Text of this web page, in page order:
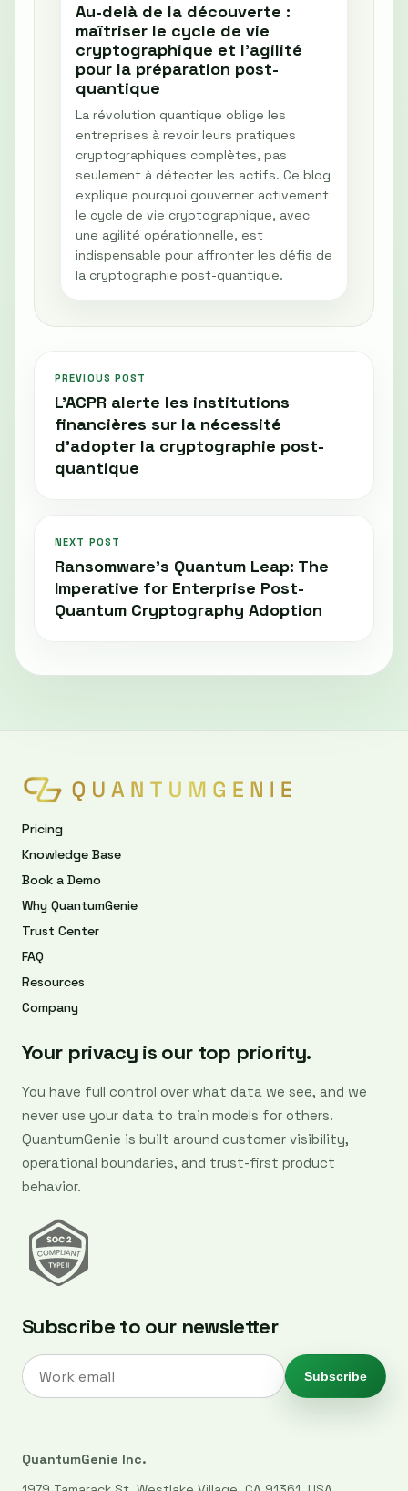
Au-delà de la découverte :
maîtriser le cycle de vie
cryptographique et l'agilité
pour la préparation post-
quantique
La révolution quantique oblige les
entreprises à revoir leurs pratiques
cryptographiques complètes, pas
seulement à détecter les actifs. Ce blog
explique pourquoi gouverner activement
le cycle de vie cryptographique, avec
une agilité opérationnelle, est
indispensable pour affronter les défis de
la cryptographie post-quantique.
PREVIOUS POST
L'ACPR alerte les institutions
financières sur la nécessité
d'adopter la cryptographie post-
quantique
NEXT POST
Ransomware's Quantum Leap: The
Imperative for Enterprise Post-
Quantum Cryptography Adoption
Pricing
Knowledge Base
Book a Demo
Why QuantumGenie
Trust Center
FAQ
Resources
Company
Your privacy is our top priority.
You have full control over what data we see, and we
never use your data to train models for others.
QuantumGenie is built around customer visibility,
operational boundaries, and trust-first product
behavior.
Subscribe to our newsletter
Subscribe
QuantumGenie Inc.